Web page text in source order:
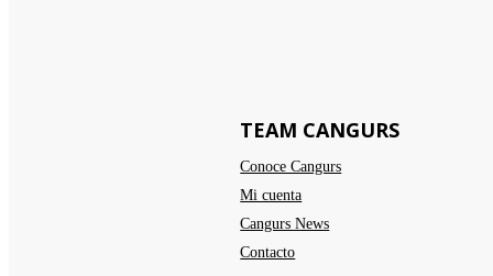
TEAM CANGURS
Conoce Cangurs
Mi cuenta
Cangurs News
Contacto